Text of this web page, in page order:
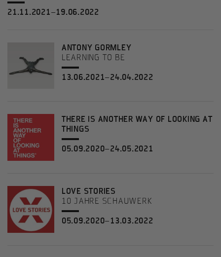
21.11.2021–19.06.2022
ANTONY GORMLEY
LEARNING TO BE
13.06.2021–24.04.2022
THERE IS ANOTHER WAY OF LOOKING AT
THINGS
05.09.2020–24.05.2021
LOVE STORIES
10 JAHRE SCHAUWERK
05.09.2020–13.03.2022